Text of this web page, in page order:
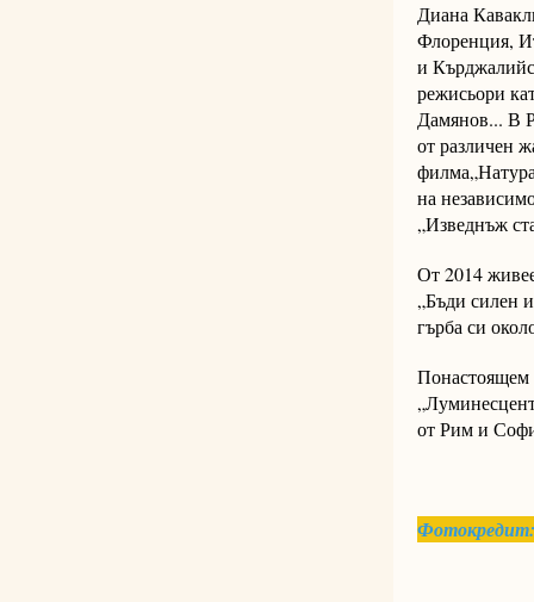
Диана
Флоренция,
и
режисьори
Дамянов... В
от различен
на
„Изведнъж
От 2014
„Бъди силен
гърба си
Понастоящем
от Рим и
Фотокредит